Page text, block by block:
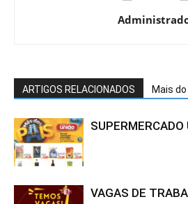
ARTIGOS RELACIONADOS Mais
SUPERMERCADO
VAGAS DE